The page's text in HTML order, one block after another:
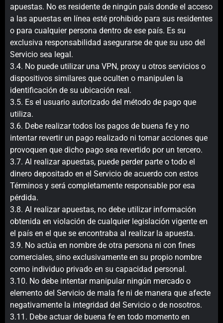
apuestas. No es residente de ningún país donde el acceso
a las apuestas en línea esté prohibido para sus residentes
o para cualquier persona dentro de ese país. Es su
exclusiva responsabilidad asegurarse de que su uso del
Servicio sea legal.
3.4. No puede utilizar una VPN, proxy u otros servicios o
dispositivos similares que oculten o manipulen la
identificación de su ubicación real.
3.5. Es el usuario autorizado del método de pago que
utiliza.
3.6. Debe realizar todos los pagos de buena fe y no
intentar revertir un pago realizado ni tomar acciones que
provoquen que dicho pago sea revertido por un tercero.
3.7. Al realizar apuestas, puede perder parte o todo el
dinero depositado en el Servicio de acuerdo con estos
Términos y será completamente responsable por esa
pérdida.
3.8. Al realizar apuestas, no debe utilizar información
obtenida en violación de cualquier legislación vigente en
el país en el que se encontraba al realizar la apuesta.
3.9. No actúa en nombre de otra persona ni con fines
comerciales, sino exclusivamente en su propio nombre
como individuo privado en su capacidad personal.
3.10. No debe intentar manipular ningún mercado o
elemento del Servicio de mala fe ni de manera que afecte
negativamente la integridad del Servicio o de nosotros.
3.11. Debe actuar de buena fe en todo momento en